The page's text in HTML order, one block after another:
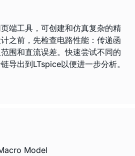
端工具，可创建和仿真复杂的精
之前，先检查电路性能：传递函
围和直流误差。快速尝试不同的
导出到LTspice以便进一步分析。
Model